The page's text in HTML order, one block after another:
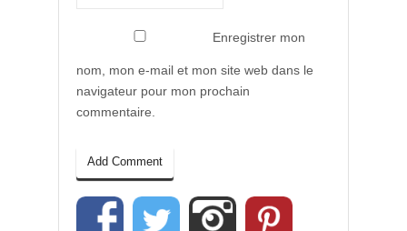
Enregistrer mon
nom, mon e-mail et mon site web dans le
navigateur pour mon prochain
commentaire.